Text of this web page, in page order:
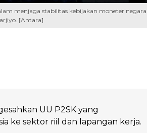
menjaga stabilitas kebijakan moneter negara.
[Antara]
UU P2SK yang
ke sektor riil dan lapangan kerja.